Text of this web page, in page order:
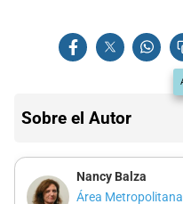
Sobre el Autor
Nancy Balza
Área